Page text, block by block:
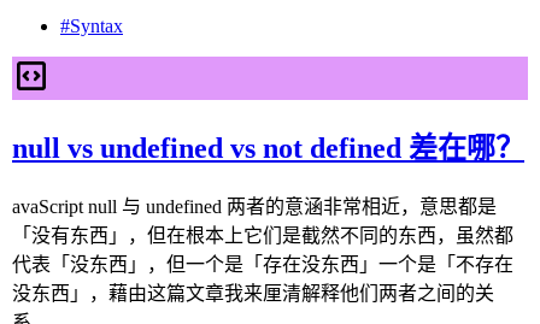
#Syntax
null vs undefined vs not defined 差在哪？
avaScript null 与 undefined 两者的意涵非常相近，意思都是
「没有东西」，但在根本上它们是截然不同的东西，虽然都
代表「没东西」，但一个是「存在没东西」一个是「不存在
没东西」，藉由这篇文章我来厘清解释他们两者之间的关